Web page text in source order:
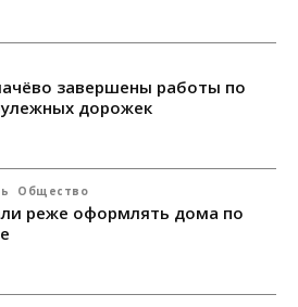
завершены работы по
дорожек
Общество
реже оформлять дома по